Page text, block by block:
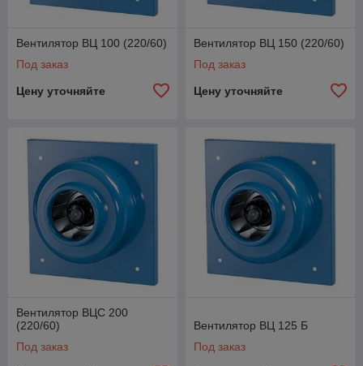
Вентилятор ВЦ 100 (220/60)
Под заказ
Цену уточняйте
Вентилятор ВЦ 150 (220/60)
Под заказ
Цену уточняйте
Вентилятор ВЦС 200
(220/60)
Под заказ
Вентилятор ВЦ 125 Б
Под заказ